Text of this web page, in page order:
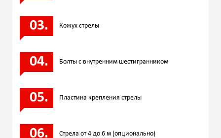
Кожух стрелы
Болты с внутренним шестигранником
Пластина крепления стрелы
Стрела от 4 до 6 м (опционально)